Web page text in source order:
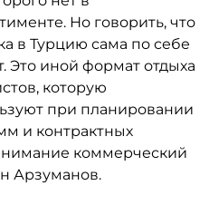
Но говорить, что
в Турцию сама по себе
Это иной формат отдыха
которую
при планировании
и контрактных
коммерческий
Арзуманов.